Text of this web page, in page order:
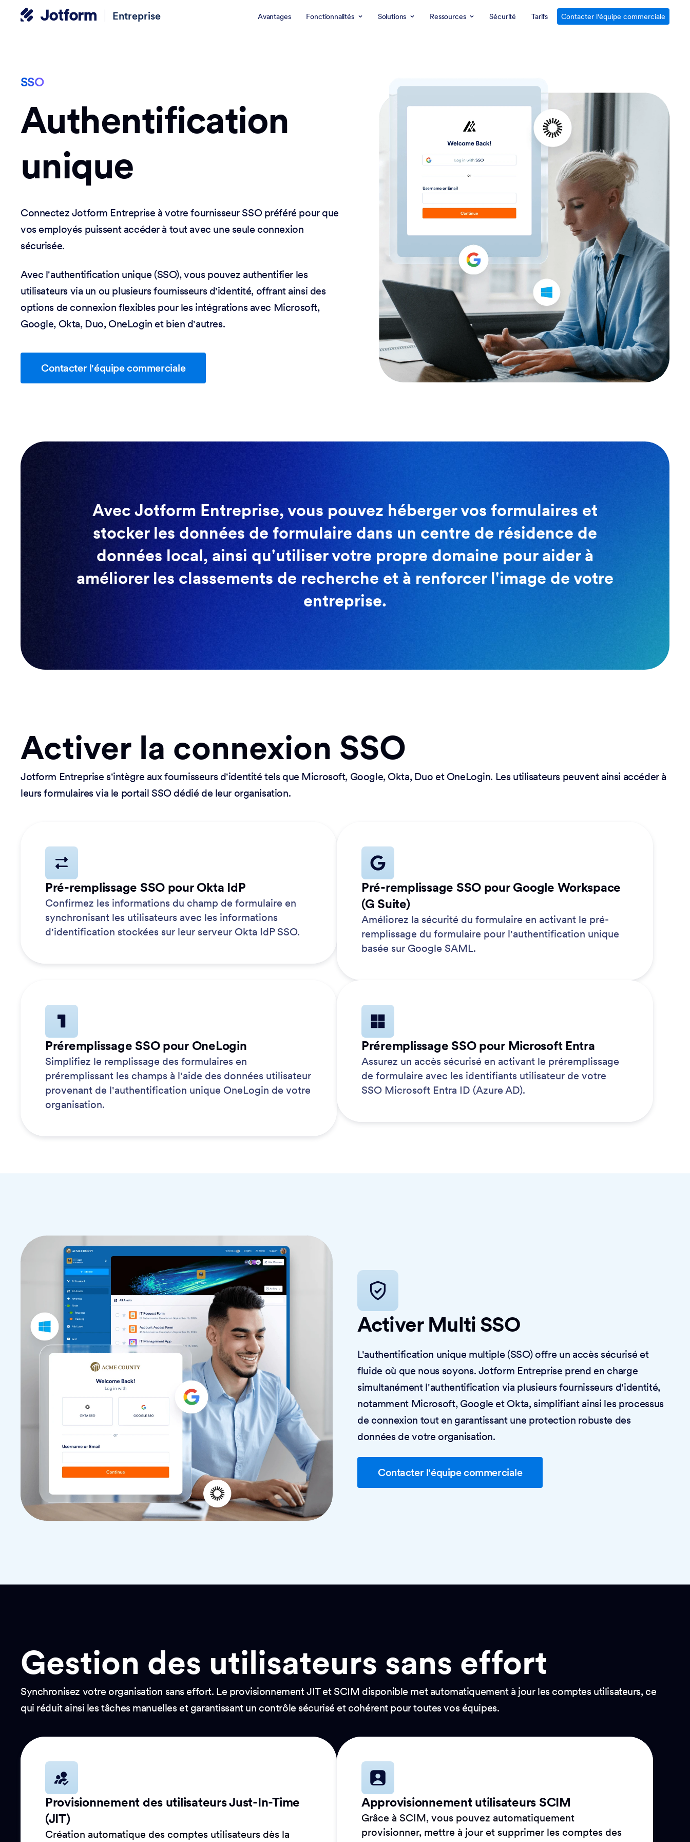
Entreprise Avantages Fonctionnalités Solutions Ressources Sécurité Tarifs Contacter l'équipe commerciale
SSO
Authentification
unique
Connectez Jotform Entreprise à votre fournisseur SSO préféré pour que
vos employés puissent accéder à tout avec une seule connexion
sécurisée.
Avec l'authentification unique (SSO), vous pouvez authentifier les
utilisateurs via un ou plusieurs fournisseurs d'identité, offrant ainsi des
options de connexion flexibles pour les intégrations avec Microsoft,
Google, Okta, Duo, OneLogin et bien d'autres.
Contacter l'équipe commerciale
Avec Jotform Entreprise, vous pouvez héberger vos formulaires et
stocker les données de formulaire dans un centre de résidence de
données local, ainsi qu'utiliser votre propre domaine pour aider à
améliorer les classements de recherche et à renforcer l'image de votre
entreprise.
Activer la connexion SSO
Jotform Entreprise s'intègre aux fournisseurs d'identité tels que Microsoft, Google, Okta, Duo et OneLogin. Les utilisateurs peuvent ainsi accéder à
leurs formulaires via le portail SSO dédié de leur organisation.
Pré-remplissage SSO pour Okta IdP
Confirmez les informations du champ de formulaire en
synchronisant les utilisateurs avec les informations
d'identification stockées sur leur serveur Okta IdP SSO.
Pré-remplissage SSO pour Google Workspace
(G Suite)
Améliorez la sécurité du formulaire en activant le pré-
remplissage du formulaire pour l'authentification unique
basée sur Google SAML.
Préremplissage SSO pour OneLogin
Simplifiez le remplissage des formulaires en
préremplissant les champs à l'aide des données utilisateur
provenant de l'authentification unique OneLogin de votre
organisation.
Préremplissage SSO pour Microsoft Entra
Assurez un accès sécurisé en activant le préremplissage
de formulaire avec les identifiants utilisateur de votre
SSO Microsoft Entra ID (Azure AD).
Activer Multi SSO
L'authentification unique multiple (SSO) offre un accès sécurisé et
fluide où que nous soyons. Jotform Entreprise prend en charge
simultanément l'authentification via plusieurs fournisseurs d'identité,
notamment Microsoft, Google et Okta, simplifiant ainsi les processus
de connexion tout en garantissant une protection robuste des
données de votre organisation.
Contacter l'équipe commerciale
Gestion des utilisateurs sans effort
Synchronisez votre organisation sans effort. Le provisionnement JIT et SCIM disponible met automatiquement à jour les comptes utilisateurs, ce
qui réduit ainsi les tâches manuelles et garantissant un contrôle sécurisé et cohérent pour toutes vos équipes.
Provisionnement des utilisateurs Just-In-Time
(JIT)
Création automatique des comptes utilisateurs dès la
Approvisionnement utilisateurs SCIM
Grâce à SCIM, vous pouvez automatiquement
provisionner, mettre à jour et supprimer les comptes des